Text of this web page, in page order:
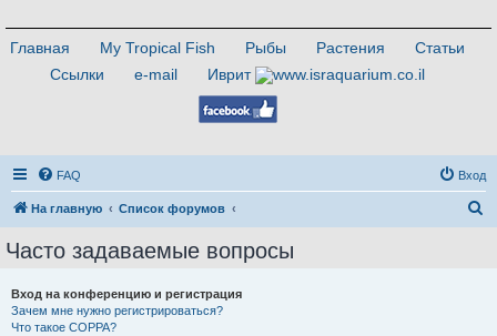
Главная My Tropical Fish Рыбы Растения
Статьи
Ссылки
e-mail Иврит
FAQ Вход
На главную Список форумов
Часто задаваемые вопросы
Вход на конференцию и регистрация
Зачем мне нужно регистрироваться?
Что такое COPPA?